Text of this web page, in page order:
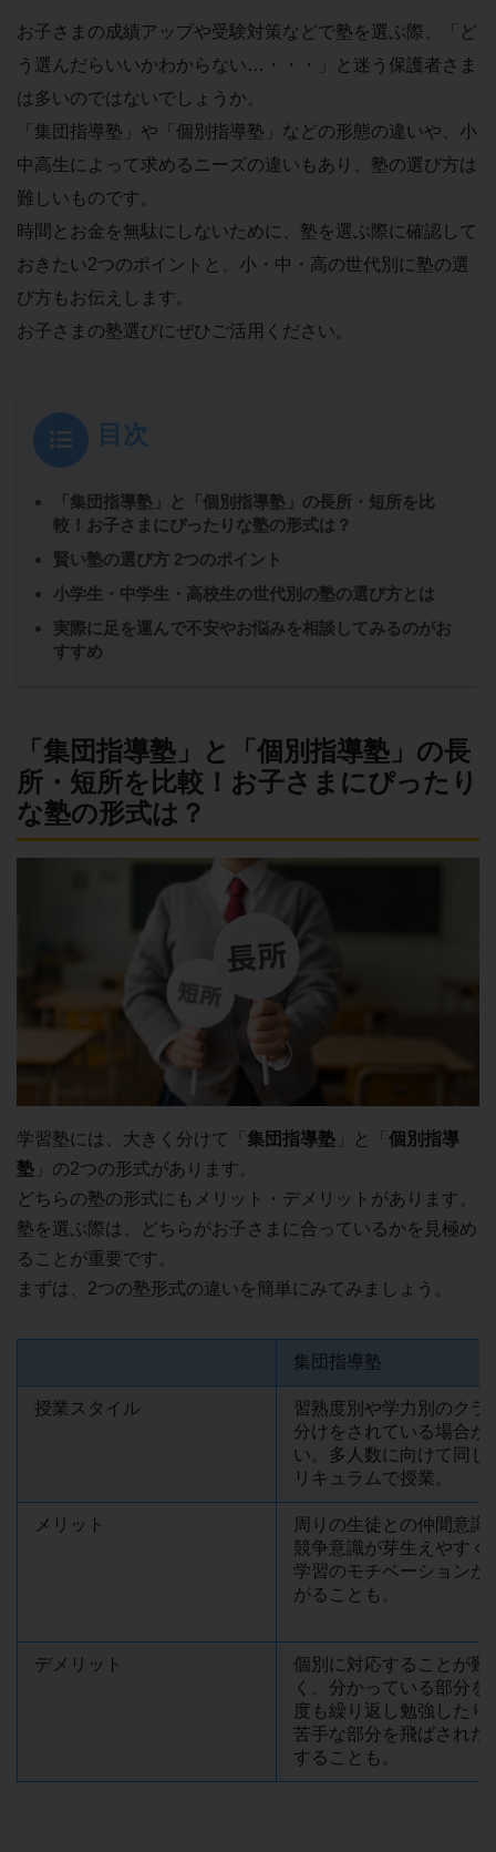
お子さまの成績アップや受験対策などで塾を選ぶ際、「ど
う選んだらいいかわからない…・・・」と迷う保護者さま
は多いのではないでしょうか。
「集団指導塾」や「個別指導塾」などの形態の違いや、小
中高生によって求めるニーズの違いもあり、塾の選び方は
難しいものです。
時間とお金を無駄にしないために、塾を選ぶ際に確認して
おきたい2つのポイントと、小・中・高の世代別に塾の選
び方もお伝えします。
お子さまの塾選びにぜひご活用ください。
目次
「集団指導塾」と「個別指導塾」の長所・短所を比
較！お子さまにぴったりな塾の形式は？
賢い塾の選び方 2つのポイント
小学生・中学生・高校生の世代別の塾の選び方とは
実際に足を運んで不安やお悩みを相談してみるのがお
すすめ
「集団指導塾」と「個別指導塾」の長
所・短所を比較！お子さまにぴったり
な塾の形式は？
学習塾には、大きく分けて「 集団指導塾 」と「 個別指導
塾 」の2つの形式があります。
どちらの塾の形式にもメリット・デメリットがあります。
塾を選ぶ際は、どちらがお子さまに合っているかを見極め
ることが重要です。
まずは、2つの塾形式の違いを簡単にみてみましょう。
集団指導塾
授業スタイル
習熟度別や学力別のクラ
分けをされている場合が
い。多人数に向けて同じ
リキュラムで授業。
メリット
周りの生徒との仲間意識
競争意識が芽生えやすく
学習のモチベーションが
がることも。
デメリット
個別に対応することが難
く、分かっている部分を
度も繰り返し勉強したり
苦手な部分を飛ばされた
することも。